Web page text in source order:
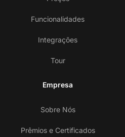
Funcionalidades
Integrações
Tour
Empresa
Sobre Nós
Prêmios e Certificados